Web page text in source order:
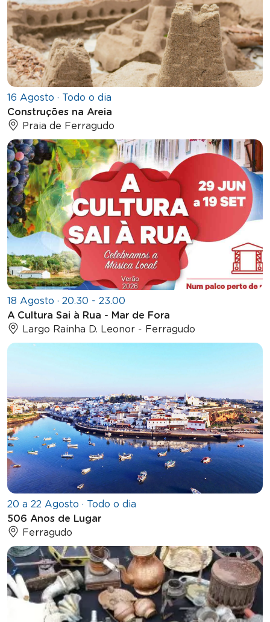
16 Agosto · Todo o dia
Construções na Areia
Praia de Ferragudo
18 Agosto · 20.30 - 23.00
A Cultura Sai à Rua - Mar de Fora
Largo Rainha D. Leonor - Ferragudo
20 a 22 Agosto · Todo o dia
506 Anos de Lugar
Ferragudo